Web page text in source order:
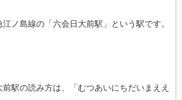
ノ島線の「六会日大前駅」という駅です。
駅の読み方は、「むつあいにちだいまええ